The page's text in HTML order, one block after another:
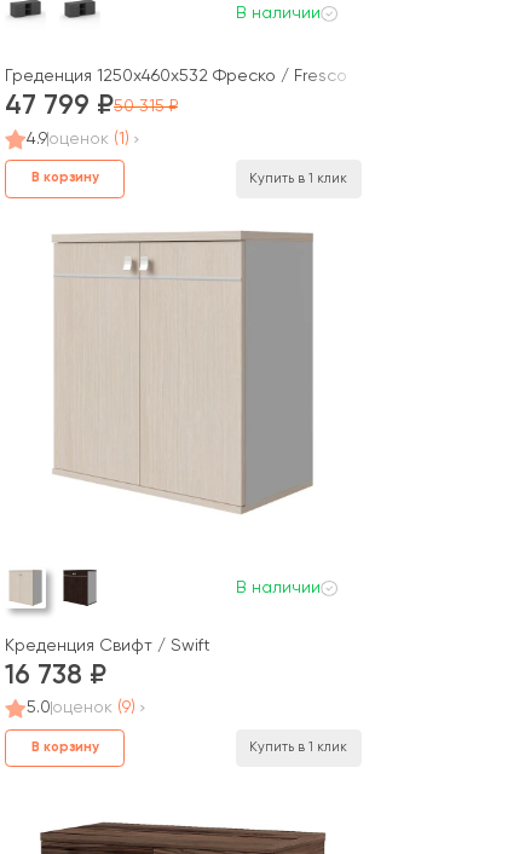
В наличии
Греденция 1250x460x532 Фреско / Fresco
47 799
50 315
4.9оценок (1)
В корзину Купить в 1 клик
В наличии
Креденция Свифт / Swift
16 738
5.0оценок (9)
В корзину Купить в 1 клик